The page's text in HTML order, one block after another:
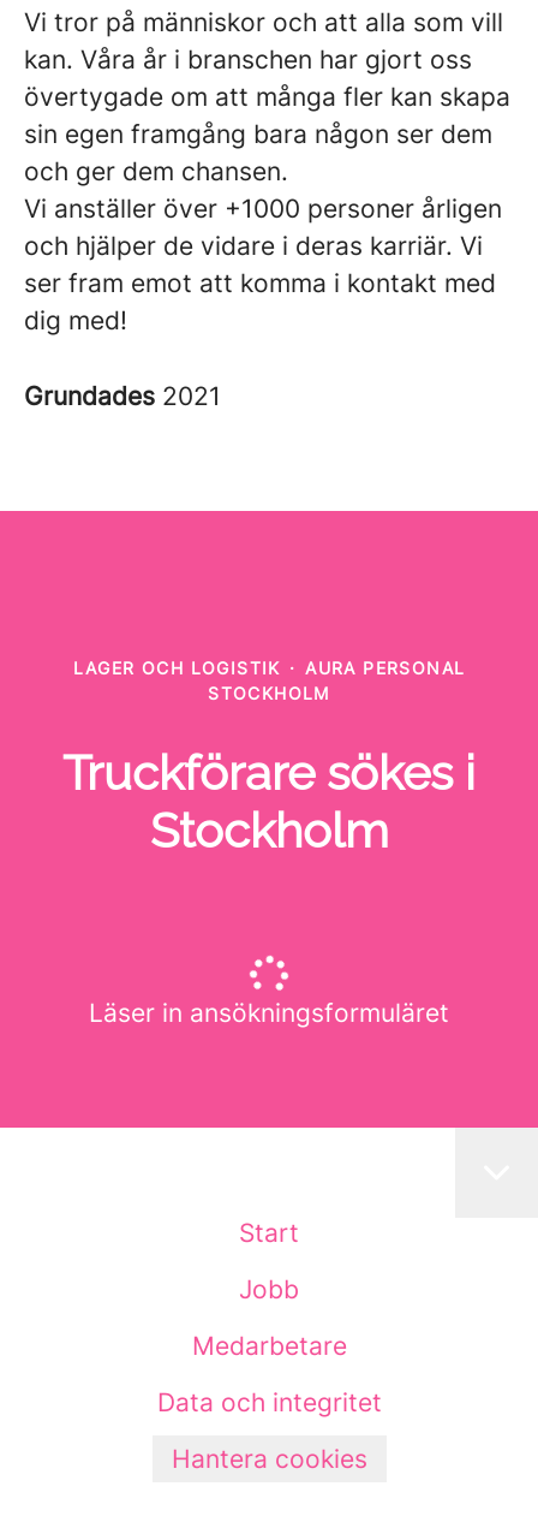
Vi tror på människor och att alla som vill
kan. Våra år i branschen har gjort oss
övertygade om att många fler kan skapa
sin egen framgång bara någon ser dem
och ger dem chansen.
Vi anställer över +1000 personer årligen
och hjälper de vidare i deras karriär. Vi
ser fram emot att komma i kontakt med
dig med!
Grundades 2021
LAGER OCH LOGISTIK · AURA PERSONAL
STOCKHOLM
Truckförare sökes i
Stockholm
Läser in ansökningsformuläret
Start
Jobb
Medarbetare
Data och integritet
Hantera cookies